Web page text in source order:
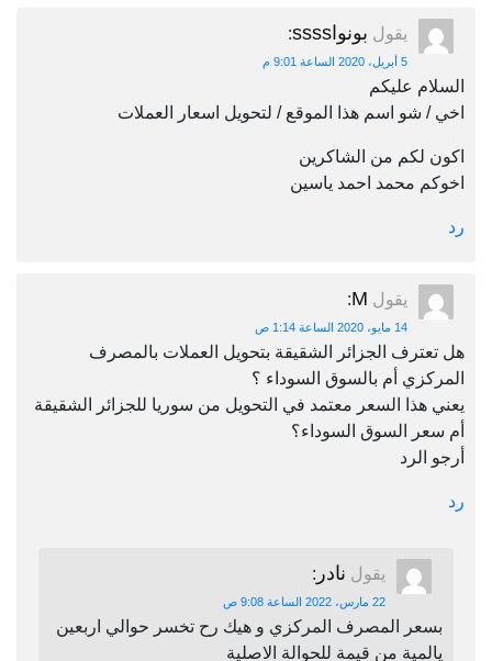
يقول بونواssss :
5 أبريل، 2020 الساعة 9:01 م
السلام عليكم
اخي / شو اسم هذا الموقع / لتحويل اسعار العملات
اكون لكم من الشاكرين
اخوكم محمد احمد ياسين
رد
يقول M
:
14 مايو، 2020 الساعة 1:14 ص
هل تعترف الجزائر الشقيقة بتحويل العملات بالمصرف
المركزي أم بالسوق السوداء ؟
يعني هذا السعر معتمد في التحويل من سوريا للجزائر الشقيقة
أم سعر السوق السوداء؟
أرجو الرد
رد
يقول نادر :
22 مارس، 2022 الساعة 9:08 ص
بسعر المصرف المركزي و هيك رح تخسر حوالي اربعين
يالمية من قيمة للحوالة الاصلية